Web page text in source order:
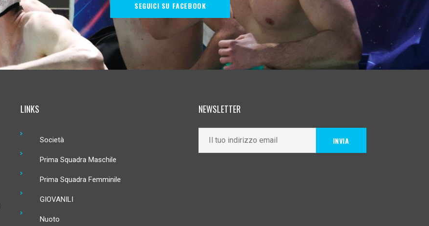
SEGUICI SU FACEBOOK
LINKS
Società
Prima Squadra Maschile
Prima Squadra Femminile
GIOVANILI
Nuoto
NEWSLETTER